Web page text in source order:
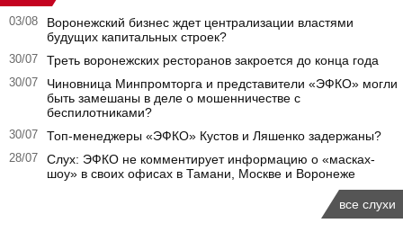
03/08
Воронежский бизнес ждет централизации властями
будущих капитальных строек?
30/07 Треть воронежских ресторанов закроется до конца года
30/07
Чиновница Минпромторга и представители «ЭФКО» могли
быть замешаны в деле о мошенничестве с
беспилотниками?
30/07 Топ-менеджеры «ЭФКО» Кустов и Ляшенко задержаны?
28/07
Слух: ЭФКО не комментирует информацию о «масках-
шоу» в своих офисах в Тамани, Москве и Воронеже
все слухи